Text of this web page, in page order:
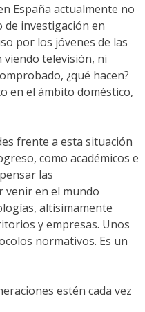
España actualmente no
investigación en
por los jóvenes de las
viendo televisión, ni
¿qué hacen?
en el ámbito doméstico,
frente a esta situación
como académicos e
las
venir en el mundo
altísimamente
y empresas. Unos
normativos. Es un
estén cada vez